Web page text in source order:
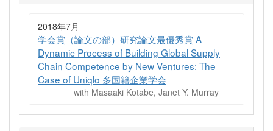
2018年7月
学会賞（論文の部）研究論文最優秀賞 A
Dynamic Process of Building Global Supply
Chain Competence by New Ventures: The
Case of Uniqlo 多国籍企業学会
with Masaaki Kotabe, Janet Y. Murray